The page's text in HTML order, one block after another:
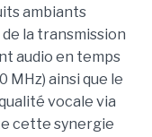
ambiants
la transmission
audio en temps
MHz) ainsi que le
vocale via
cette synergie